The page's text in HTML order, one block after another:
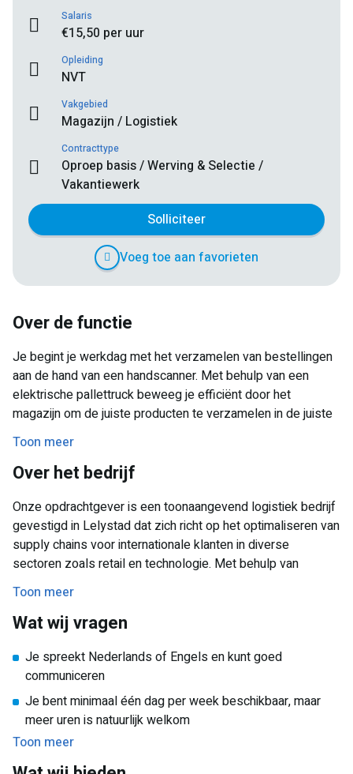
Salaris
€15,50 per uur
Opleiding
NVT
Vakgebied
Magazijn / Logistiek
Contracttype
Oproep basis / Werving & Selectie /
Vakantiewerk
Solliciteer
Voeg toe aan favorieten
Over de functie
Je begint je werkdag met het verzamelen van bestellingen
aan de hand van een handscanner. Met behulp van een
elektrische pallettruck beweeg je efficiënt door het
magazijn om de juiste producten te verzamelen in de juiste
hoeveelheden. Je controleert nauwkeurig de orders om
fouten te voorkomen en zorgt dat alles netjes en compleet
wordt verpakt. Daarnaast help je mee met het lossen van
de juiste plek worden opgeslagen. Je houdt de
administratie van goederenstromen bij en zorgt ervoor dat
jouw werkplek en het magazijn schoon en geordend blijven.
Daarnaast ben je flexibel inzetbaar en draag je actief bij aan
verbeteringen in het magazijnproces.
Toon meer
Over het bedrijf
Onze opdrachtgever is een toonaangevend logistiek bedrijf
gevestigd in Lelystad dat zich richt op het optimaliseren van
supply chains voor internationale klanten in diverse
sectoren zoals retail en technologie. Met behulp van
slimme automatisering en data-gedreven processen
verbeteren zij de efficiëntie en duurzaamheid van
magazijnen en distributiecentra wereldwijd. De organisatie is
persoonlijke ontwikkeling.
Toon meer
Wat wij vragen
Je spreekt Nederlands of Engels en kunt goed
communiceren
Je bent minimaal één dag per week beschikbaar, maar
meer uren is natuurlijk welkom
Je werkt nauwkeurig, bent energiek en een echte
aanpakker
Toon meer